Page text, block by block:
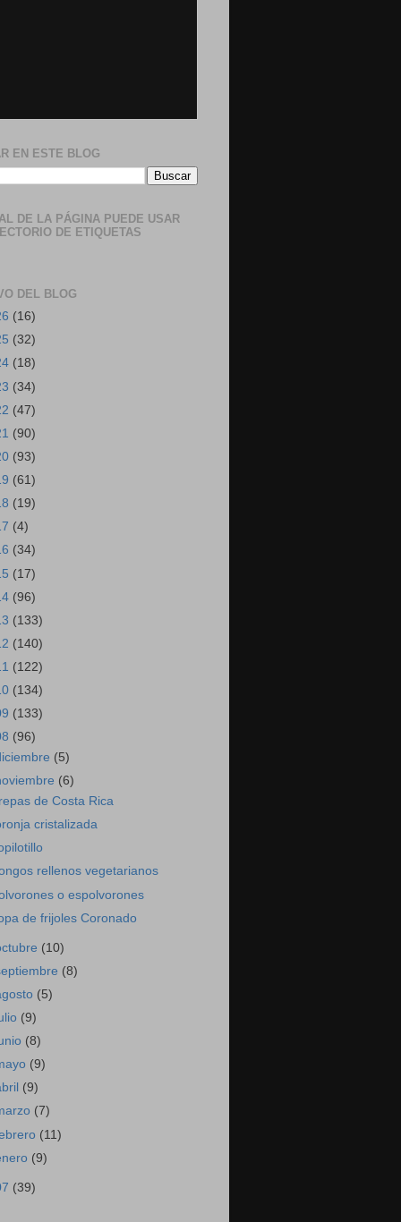
EN ESTE BLOG
DE LA PÁGINA PUEDE USAR
DE ETIQUETAS
DEL BLOG
(16)
(32)
(18)
(34)
(47)
(90)
(93)
(61)
(19)
(4)
(34)
(17)
(96)
(133)
(140)
(122)
(134)
(133)
(96)
(5)
(6)
de Costa Rica
cristalizada
rellenos vegetarianos
o espolvorones
de frijoles Coronado
(10)
(8)
(5)
(9)
(8)
(9)
(9)
(7)
(11)
(9)
(39)